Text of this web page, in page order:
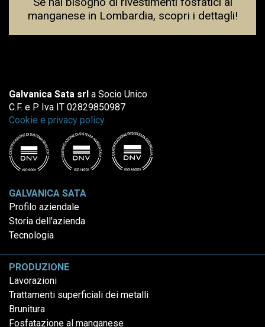
manganese in Lombardia, scopri i dettagli!
Galvanica Sata srl a Socio Unico
C.F. e P. Iva IT 02829850987
Cookie e privacy policy
GALVANICA SATA
Profilo aziendale
Storia dell'azienda
Tecnologia
PRODUZIONE
Lavorazioni
Trattamenti superficiali dei metalli
Brunitura
Fosfatazione al manganese